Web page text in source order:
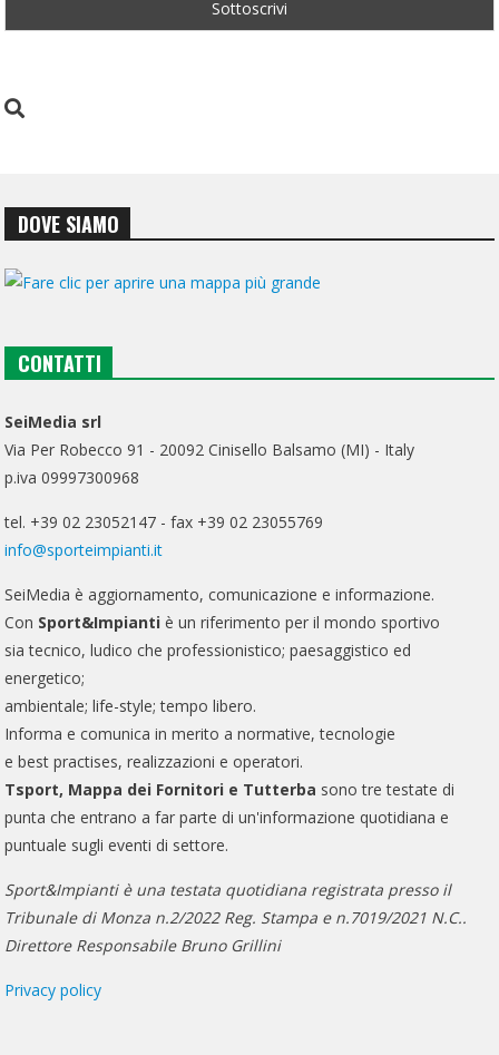
DOVE SIAMO
CONTATTI
SeiMedia srl
Via Per Robecco 91 - 20092 Cinisello Balsamo (MI) - Italy
p.iva 09997300968
tel. +39 02 23052147 - fax +39 02 23055769
info@sporteimpianti.it
SeiMedia è aggiornamento, comunicazione e informazione.
Con Sport&Impianti è un riferimento per il mondo sportivo
sia tecnico, ludico che professionistico; paesaggistico ed
energetico;
ambientale; life-style; tempo libero.
Informa e comunica in merito a normative, tecnologie
e best practises, realizzazioni e operatori.
Tsport, Mappa dei Fornitori e Tutterba sono tre testate di
punta che entrano a far parte di un'informazione quotidiana e
puntuale sugli eventi di settore.
Sport&Impianti è una testata quotidiana registrata presso il
Tribunale di Monza n.2/2022 Reg. Stampa e n.7019/2021 N.C..
Direttore Responsabile Bruno Grillini
Privacy policy